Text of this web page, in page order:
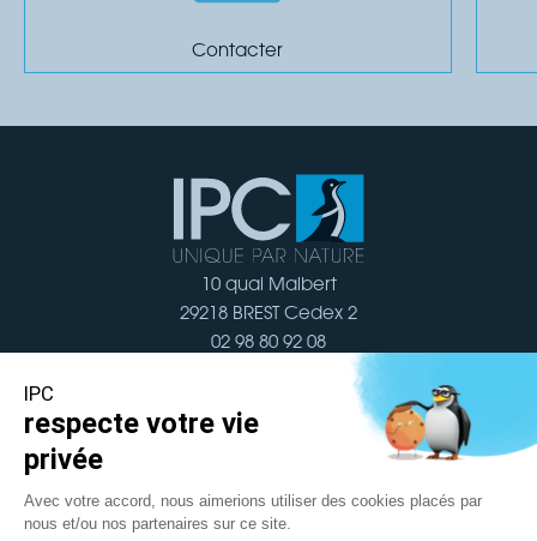
Contacter
10 quai Malbert
29218 BREST Cedex 2
02 98 80 92 08